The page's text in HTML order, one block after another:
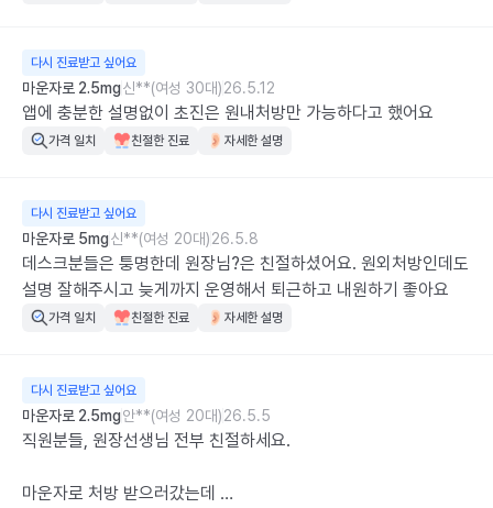
다시 진료받고 싶어요
마운자로 2.5mg신**(여성 30대)26.5.12
앱에 충분한 설명없이 초진은 원내처방만 가능하다고 했어요
가격 일치 친절한 진료 자세한 설명
다시 진료받고 싶어요
마운자로 5mg신**(여성 20대)26.5.8
데스크분들은 퉁명한데 원장님?은 친절하셨어요. 원외처방인데도
설명 잘해주시고 늦게까지 운영해서 퇴근하고 내원하기 좋아요
가격 일치 친절한 진료 자세한 설명
다시 진료받고 싶어요
마운자로 2.5mg안**(여성 20대)26.5.5
직원분들, 원장선생님 전부 친절하세요.
마운자로 처방 받으러갔는데